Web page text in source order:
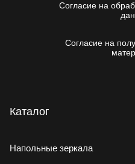
Согласие на
Согласие на
Каталог
Напольные зеркала